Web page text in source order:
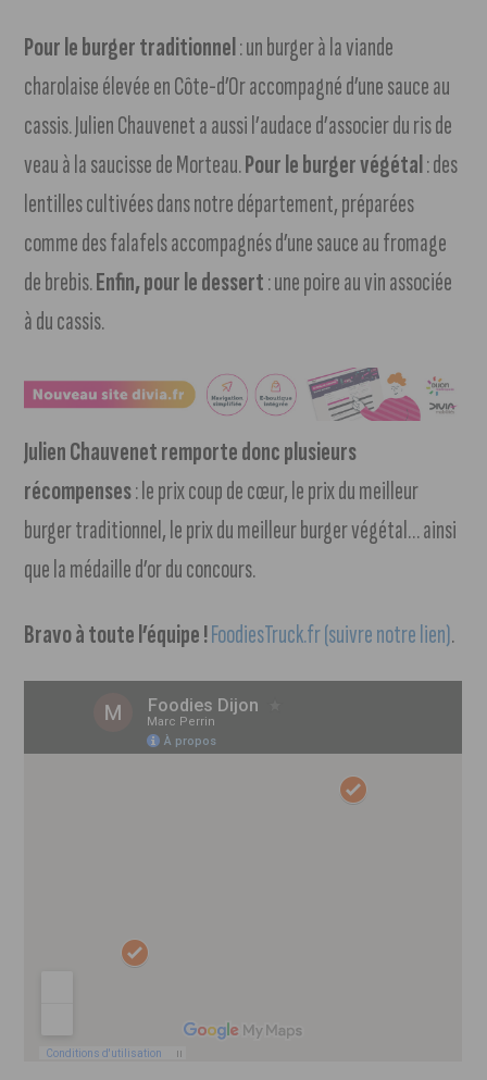
Pour le burger traditionnel: un burger à la viande
charolaise élevée en Côte-d’Or accompagné d’une sauce au
cassis. Julien Chauvenet a aussi l’audace d’associer du ris de
veau à la saucisse de Morteau.Pour le burger végétal: des
lentilles cultivées dans notre département, préparées
comme des falafels accompagnés d’une sauce au fromage
de brebis.Enfin, pour le dessert: une poire au vin associée
à du cassis.
Julien Chauvenet remporte donc plusieurs
récompenses: le prix coup de cœur, le prix du meilleur
burger traditionnel, le prix du meilleur burger végétal… ainsi
que la médaille d’or du concours.
Bravo à toute l’équipe !FoodiesTruck.fr (suivre notre lien).